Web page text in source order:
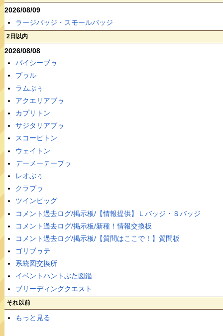
2026/08/09
ラージバッジ・スモールバッジ
2日以内
2026/08/08
パイシーブゥ
ブゥル
ラムぶぅ
アクエリアブゥ
カプリトン
サジタリアブゥ
スコーピトン
ウェイトン
デーメーテーブゥ
レオぶぅ
クラブゥ
ツインピッグ
コメント過去ログ/掲示板/【情報提供】Ｌバッジ・Ｓバッジ
コメント過去ログ/掲示板/新種！情報交換板
コメント過去ログ/掲示板/【質問はここで！】質問板
ゴリブゥテ
系統図交換所
イベントハントぶた図鑑
ブリーディングクエスト
それ以前
もっと見る